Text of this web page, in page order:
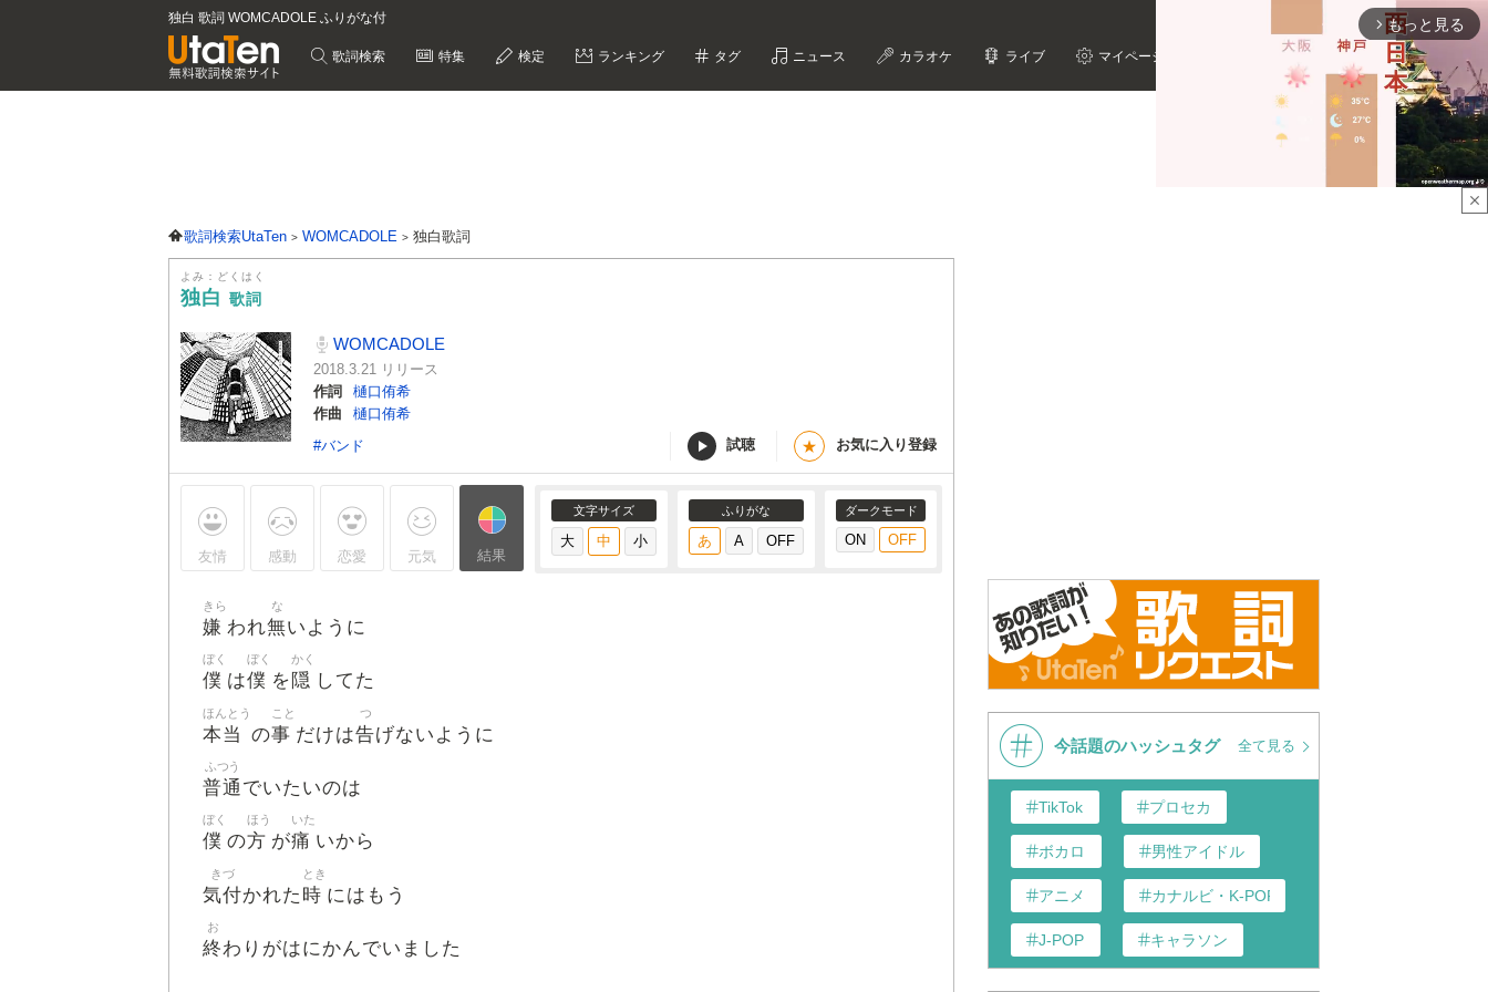
独白 歌詞 WOMCADOLE ふりがな付
歌詞検索 特集 検定 ランキング タグ ニュース カラオケ ライブ マイページ
歌詞検索UtaTen WOMCADOLE 独白歌詞
よみ：どくはく
独白 歌詞
WOMCADOLE
2018.3.21 リリース
作詞
樋口侑希
作曲
樋口侑希
#バンド
試聴 ★ お気に入り登録
友情 感動 恋愛 元気 結果
文字サイズ ふりがな ダークモード
嫌
きら
われ無
な
いように
僕
ぼく
は僕
ぼく
を 隠
かく
してた
本当
ほんとう
の事
こと
だけは告
つ
げないように
普通
ふつう
でいたいのは
僕
ぼく
の方
ほう
が痛
いた
いから
気付
きづ
かれた 時
とき
にはもう
終
お
わりがはにかんでいました
close
arrow_forward_ios もっと見る
今話題のハッシュタグ 全て見る
TikTok プロセカ
ボカロ 男性アイドル
アニメ カナルビ・K-POP和訳
J-POP キャラソン